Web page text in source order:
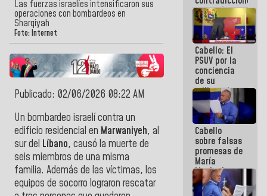
Las fuerzas israelíes intensificaron sus
operaciones con bombardeos en
Sharqiyah
Foto: Internet
Publicado: 02/06/2026 08:22 AM
Un bombardeo israelí contra un
edificio residencial en Marwaniyeh, al
sur del Líbano, causó la muerte de
seis miembros de una misma
familia. Además de las víctimas, los
equipos de socorro lograron rescatar
programa
y mentiras
de María
Machado:
¡Créanle!
Cabello: El
PSUV por la
conciencia
de su
militancia
es la
organización
política más
sólida de
Venezuela
Cabello
sobre falsas
promesas de
María
Machado:
¿Quién le
puede creer?